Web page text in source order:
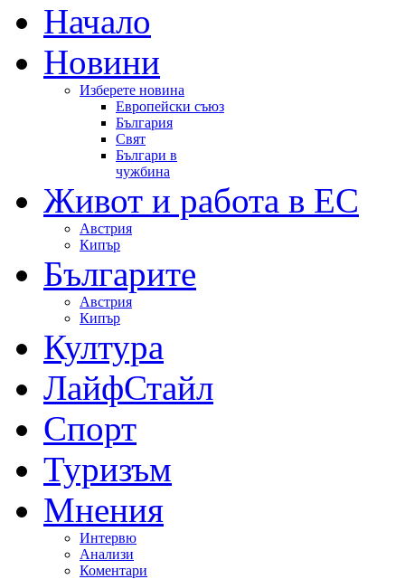
Начало
Новини
Изберете новина
Европейски съюз
България
Свят
Българи в
чужбина
Живот и работа в ЕС
Австрия
Кипър
Българите
Австрия
Кипър
Култура
ЛайфСтайл
Спорт
Туризъм
Мнения
Интервю
Анализи
Коментари